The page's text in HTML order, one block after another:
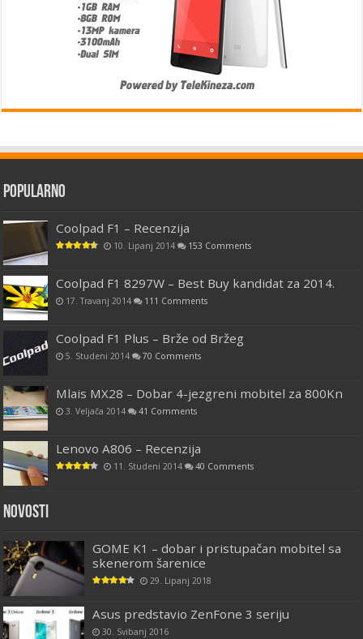
Popularno
Coolpad F1 – Recenzija
10. Lipanj 2014 153 Comments
Coolpad F1 8297W – Best Buy kandidat za 2014.
17. Travanj 2014 111 Comments
Coolpad F1 Plus – Brže od Bržeg
5. Studeni 2014 70 Comments
Mlais MX28 – Dobar 4-jezgreni mobitel za 800Kn
3. Veljača 2014 41 Comments
Lenovo A806 – Recenzija
11. Studeni 2014 40 Comments
Novosti
GOME K1 – dobar i pristupačan mobitel sa
skenerom šarenice
29. Lipanj 2018
Asus predstavio ZenFone 3 seriju
30. Svibanj 2016